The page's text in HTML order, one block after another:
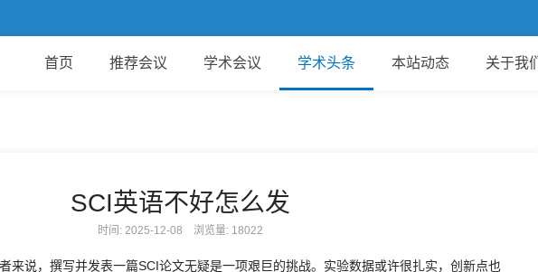
首页 推荐会议 学术会议 学术头条 本站动态 关于我们
SCI英语不好怎么发
时间: 2025-12-08 浏览量: 18022
来说，撰写并发表一篇SCI论文无疑是一项艰巨的挑战。实验数据或许很扎实，创新点也